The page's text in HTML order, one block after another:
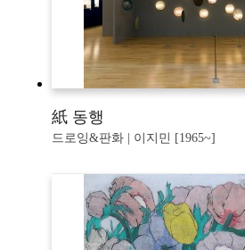
紙 동행
드로잉&판화 | 이지민 [1965~]